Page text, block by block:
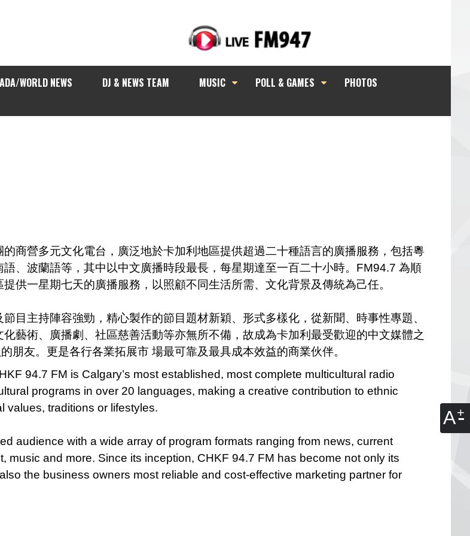
A
WORLD NEWS DJ & NEWS TEAM MUSIC POLL & GAMES
PHOTOS
商營多元文化電台，廣泛地於卡加利地區提供超過二十種語言的廣播服務，包括粵
、波蘭語等，其中以中文廣播時段最長，每星期達至一百二十小時。FM94.7 為順
供一星期七天的廣播服務，以照顧不同生活所需、文化背景及傳統為己任。
目主持陣容強勁，精心製作的節目題材新穎、形式多樣化，從新聞、時事性專題、
藝術、廣播劇、社區慈善活動等亦無所不備，故成為卡加利最受歡迎的中文媒體之
朋友。更是各行各業拓展市 場最可靠及最具成本效益的商業伙伴。
94.7 FM is Calgary’s most established, most complete multicultural radio
programs in over 20 languages, making a creative contribution to ethnic
values, traditions or lifestyles.
audience with a wide array of program formats ranging from news, current
music and more. Since its inception, CHKF 94.7 FM has become not only its
the business owners most reliable and cost-effective marketing partner for